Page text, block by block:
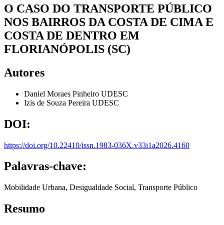
O CASO DO TRANSPORTE PÚBLICO
NOS BAIRROS DA COSTA DE CIMA E
COSTA DE DENTRO EM
FLORIANÓPOLIS (SC)
Autores
Daniel Moraes Pinheiro UDESC
Izis de Souza Pereira UDESC
DOI:
https://doi.org/10.22410/issn.1983-036X.v33i1a2026.4160
Palavras-chave:
Mobilidade Urbana, Desigualdade Social, Transporte Público
Resumo